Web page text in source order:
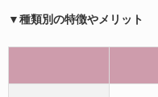
▼種類別の特徴やメリット